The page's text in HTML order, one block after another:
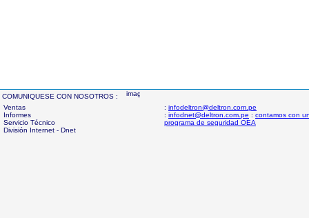
COMUNIQUESE CON NOSOTROS :
Ventas
Informes
Servicio Técnico
División Internet - Dnet
: infodeltron@deltron.com.pe
: infodnet@deltron.com.pe : contamos con
programa de seguridad OEA